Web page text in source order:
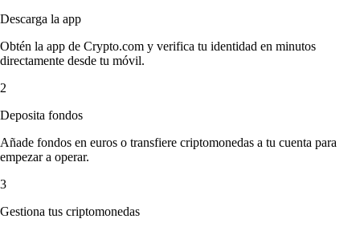
Descarga la app
Obtén la app de Crypto.com y verifica tu identidad en minutos
directamente desde tu móvil.
2
Deposita fondos
Añade fondos en euros o transfiere criptomonedas a tu cuenta para
empezar a operar.
3
Gestiona tus criptomonedas